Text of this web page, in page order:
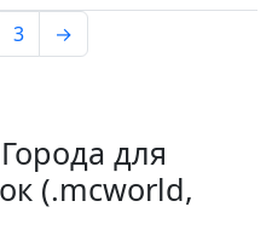
3 →
для
(.mcworld,